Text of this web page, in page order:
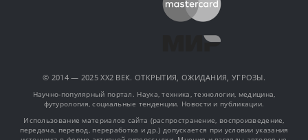
© 2014 — 2025 XX2 ВЕК. ОТКРЫТИЯ, ОЖИДАНИЯ, УГРОЗЫ.
Научно-популярный портал. Наука, техника, технологии, медицина,
футурология, социальные тенденции. Новости и публикации.
Использование материалов сайта (распространение, воспроизведение,
передача, перевод, переработка и др.) допускается при условии указания